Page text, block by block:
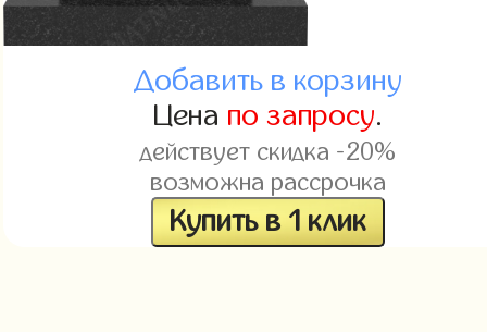
Добавить в корзину
Цена по запросу.
действует скидка -20%
возможна рассрочка
Купить в 1 клик